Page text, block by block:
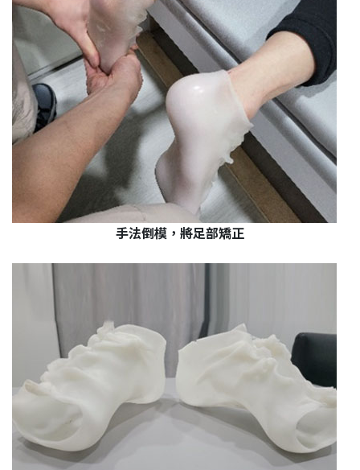
手法倒模，將足部矯正